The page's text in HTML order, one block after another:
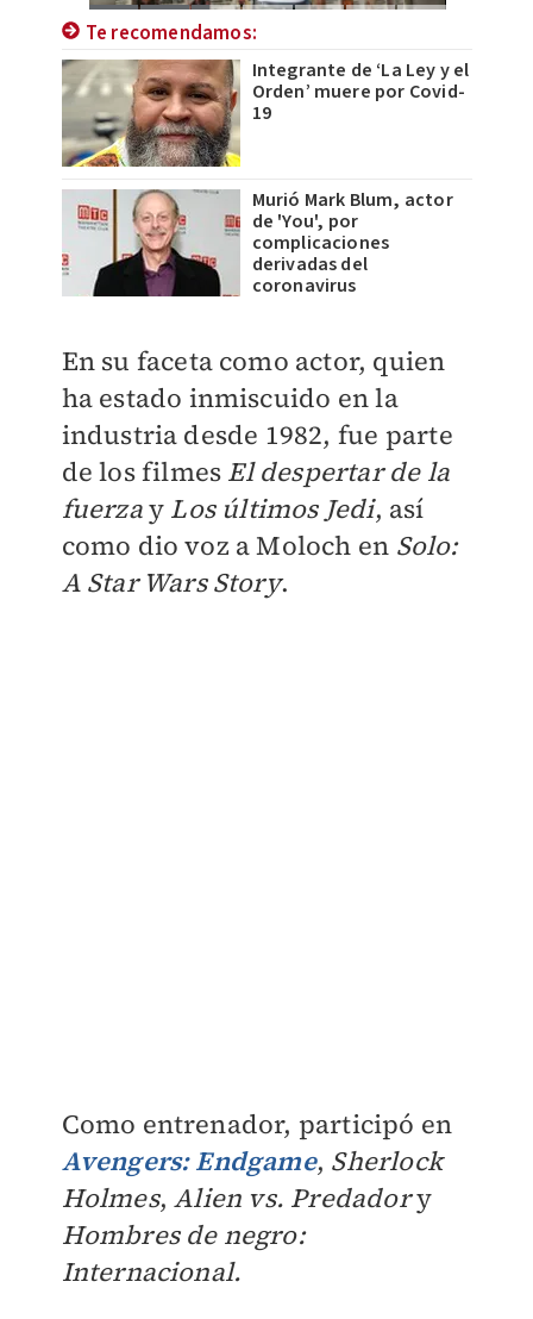
Te recomendamos:
Integrante de ‘La Ley y el
Orden’ muere por Covid-
19
Murió Mark Blum, actor
de 'You', por
complicaciones
derivadas del
coronavirus
En su faceta como actor, quien
ha estado inmiscuido en la
industria desde 1982, fue parte
de los filmes El despertar de la
fuerzay Los últimos Jedi, así
como dio voz a Moloch en Solo:
A Star Wars Story.
Como entrenador, participó en
Avengers: Endgame, Sherlock
Holmes,Alien vs. Predadory
Hombres de negro:
Internacional.